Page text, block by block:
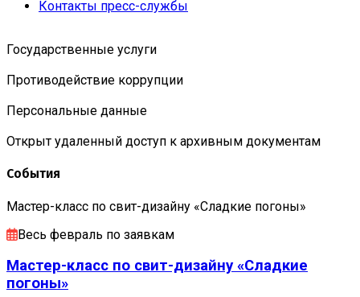
Контакты пресс-службы
Государственные услуги
Противодействие коррупции
Персональные данные
Открыт удаленный доступ к архивным документам
События
Мастер-класс по свит-дизайну «Сладкие погоны»
Весь февраль по заявкам
Мастер-класс по свит-дизайну «Сладкие
погоны»